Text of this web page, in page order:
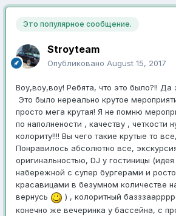
Это популярное сообщение.
Stroyteam
Опубликовано August 15, 2017
Воу,воу,воу! Ребята, что это было?!! Да
Это было нереально крутое
просто мега крутая! Я не помню
по наполнености , качеству , четкости
колориту!!!! Вы чего такие крутые то
Понравилось абсолютно все,
оригинальностью, DJ у гостиницы
набережной с супер бургерами и
красавицами в безумном количестве
вернусь
) , колоритный
конечно же вечеринка у бассейна, с